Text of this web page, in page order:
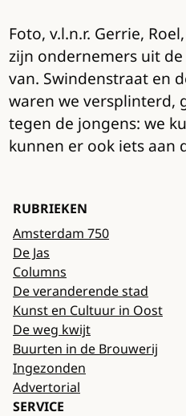
Foto, v.l.n.r. Gerrie,
zijn ondernemers uit
van. Swindenstraat en
waren we versplinterd,
tegen de jongens: we
kunnen er ook iets aan
RUBRIEKEN
Amsterdam 750
De Jas
Columns
De veranderende stad
Kunst en Cultuur in Oost
De weg kwijt
Buurten in de Brouwerij
Ingezonden
Advertorial
SERVICE